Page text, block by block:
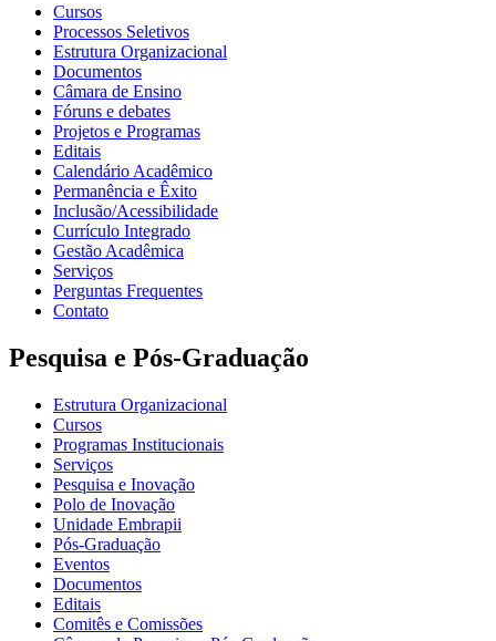
Cursos
Processos Seletivos
Estrutura Organizacional
Documentos
Câmara de Ensino
Fóruns e debates
Projetos e Programas
Editais
Calendário Acadêmico
Permanência e Êxito
Inclusão/Acessibilidade
Currículo Integrado
Gestão Acadêmica
Serviços
Perguntas Frequentes
Contato
Pesquisa e Pós-Graduação
Estrutura Organizacional
Cursos
Programas Institucionais
Serviços
Pesquisa e Inovação
Polo de Inovação
Unidade Embrapii
Pós-Graduação
Eventos
Documentos
Editais
Comitês e Comissões